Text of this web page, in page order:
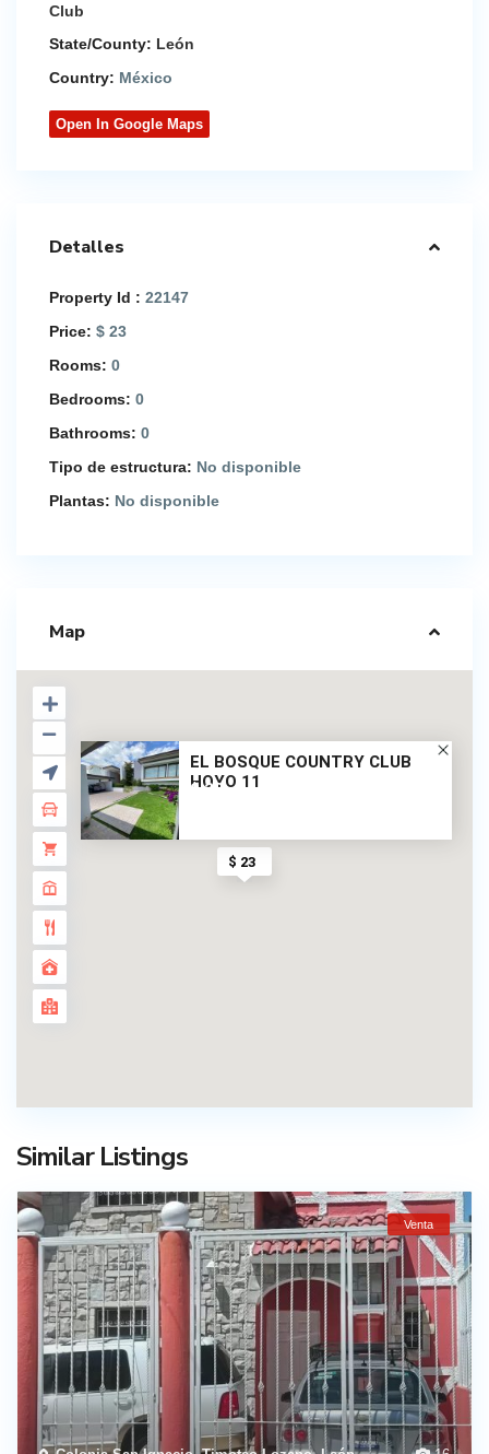
Club
State/County: León
Country: México
Open In Google Maps
Detalles
Property Id : 22147
Price: $ 23
Rooms: 0
Bedrooms: 0
Bathrooms: 0
Tipo de estructura: No disponible
Plantas: No disponible
Map
$ 23
EL BOSQUE COUNTRY CLUB
HOYO 11
$ 23
Similar Listings
Venta